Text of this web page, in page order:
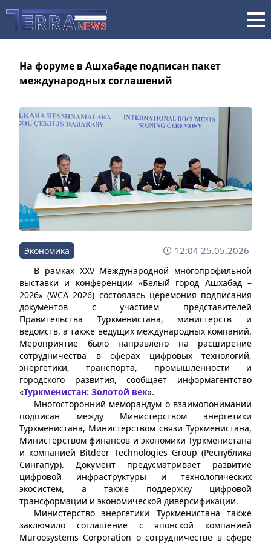
На форуме в Ашхабаде подписан пакет
международных соглашений
Экономика 12:04 25.05.2026
В рамках XXV Международной многопрофильной
выставки и конференции «Белый город Ашхабад –
2026» (WCA 2026) состоялась церемония подписания
документов с участием представителей
Правительства Туркменистана, министерств и
ведомств, а также ведущих международных компаний.
Мероприятие было направлено на расширение
сотрудничества в сферах цифровых технологий,
энергетики, транспорта, промышленности и
городского развития, сообщает информагентство
«Туркменистан: Золотой век».
Многосторонний меморандум о взаимопонимании
подписан между Министерством энергетики
Туркменистана, Министерством связи Туркменистана,
Министерством финансов и экономики Туркменистана
и компанией Bitdeer Technologies Group (Республика
Сингапур). Документ предусматривает развитие
цифровой инфраструктуры и технологических
экосистем, а также поддержку цифровой
трансформации и экономической диверсификации.
Министерство энергетики Туркменистана также
заключило соглашение с японской компанией
Muroosystems Corporation о сотрудничестве в сфере